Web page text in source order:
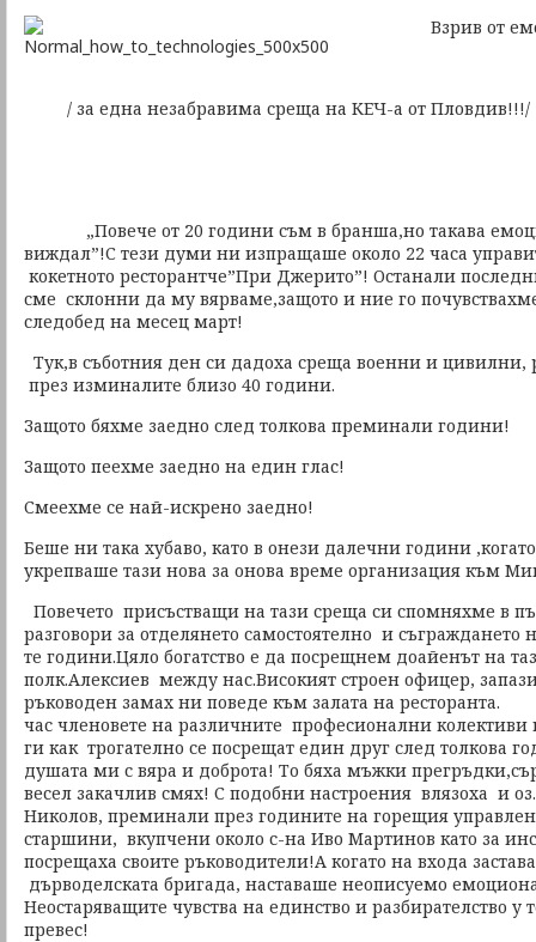
Взрив от
/ за една незабравима среща на КЕЧ-а от Пловдив!!!/
„Повече от 20 години съм в бранша,но такава
виждал”!С тези думи ни изпращаше около 22 часа
кокетното ресторантче”При Джерито”! Останали
сме склонни да му вярваме,защото и ние го
следобед на месец март!
Тук,в съботния ден си дадоха среща военни и
през изминалите близо 40 години.
Защото бяхме заедно след толкова преминали години!
Защото пеехме заедно на един глас!
Смеехме се най-искрено заедно!
Беше ни така хубаво, като в онези далечни години
укрепваше тази нова за онова време организация към
Повечето присъстващи на тази среща си спомняхме в
разговори за отделянето самостоятелно и
те години.Цяло богатство е да посрещнем доайенът на
полк.Алексиев между нас.Високият строен офицер,
ръководен замах ни поведе към залата на ресторанта.
час членовете на различните професионални
ги как трогателно се посрещат един друг след толкова
душата ми с вяра и доброта! То бяха мъжки
весел закачлив смях! С подобни настроения влязоха и
Николов, преминали през годините на горещия
старшини, вкупчени около с-на Иво Мартинов като за
посрещаха своите ръководители!А когато на входа
дърводелската бригада, наставаше неописуемо
Неостаряващите чувства на единство и разбирателство у
превес!